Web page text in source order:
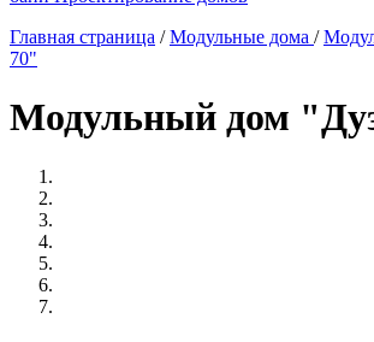
Главная страница / Модульные дома /
70"
Модульный дом